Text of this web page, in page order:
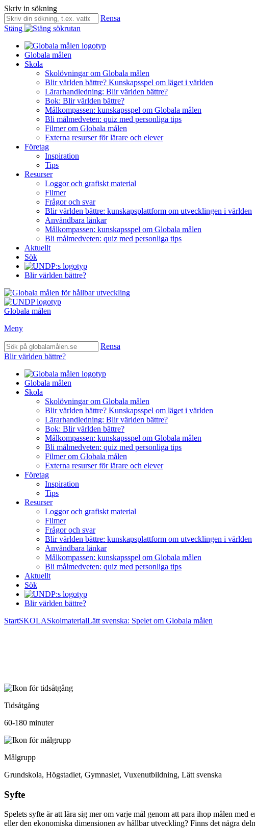
Skriv in sökning
Rensa
Stäng
Globala målen
Skola
Skolövningar om Globala målen
Blir världen bättre? Kunskapsspel om läget i världen
Lärarhandledning: Blir världen bättre?
Bok: Blir världen bättre?
Målkompassen: kunskapsspel om Globala målen
Bli målmedveten: quiz med personliga tips
Filmer om Globala målen
Externa resurser för lärare och elever
Företag
Inspiration
Tips
Resurser
Loggor och grafiskt material
Filmer
Frågor och svar
Blir världen bättre: kunskapsplattform om utvecklingen i världen
Användbara länkar
Målkompassen: kunskapsspel om Globala målen
Bli målmedveten: quiz med personliga tips
Aktuellt
Sök
Blir världen bättre?
Globala målen
Meny
Rensa
Blir världen bättre?
Globala målen
Skola
Skolövningar om Globala målen
Blir världen bättre? Kunskapsspel om läget i världen
Lärarhandledning: Blir världen bättre?
Bok: Blir världen bättre?
Målkompassen: kunskapsspel om Globala målen
Bli målmedveten: quiz med personliga tips
Filmer om Globala målen
Externa resurser för lärare och elever
Företag
Inspiration
Tips
Resurser
Loggor och grafiskt material
Filmer
Frågor och svar
Blir världen bättre: kunskapsplattform om utvecklingen i världen
Användbara länkar
Målkompassen: kunskapsspel om Globala målen
Bli målmedveten: quiz med personliga tips
Aktuellt
Sök
Blir världen bättre?
StartSKOLASkolmaterialLätt svenska: Spelet om Globala målen
Tidsåtgång
60-180 minuter
Målgrupp
Grundskola, Högstadiet, Gymnasiet, Vuxenutbildning, Lätt svenska
Syfte
Spelets syfte är att lära sig mer om varje mål genom att para ihop målen
eller den ekonomiska dimensionen av hållbar utveckling? Finns det några